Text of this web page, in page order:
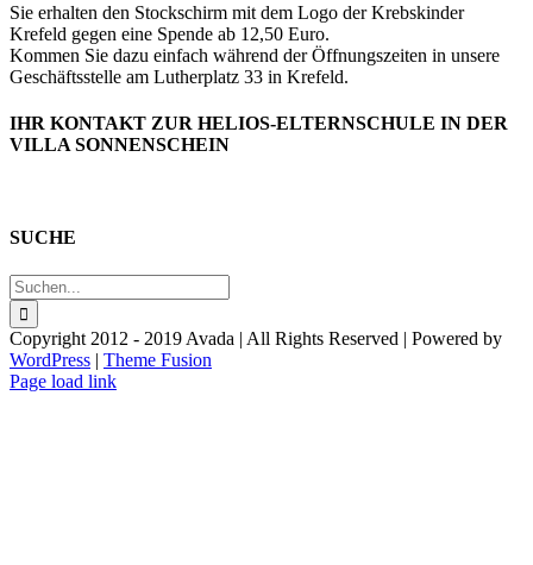
Sie erhalten den Stockschirm mit dem Logo der Krebskinder
Krefeld gegen eine Spende ab 12,50 Euro.
Kommen Sie dazu einfach während der Öffnungszeiten in unsere
Geschäftsstelle am Lutherplatz 33 in Krefeld.
IHR KONTAKT ZUR HELIOS-ELTERNSCHULE IN DER
VILLA SONNENSCHEIN
SUCHE
Suche
nach:
Copyright 2012 - 2019 Avada | All Rights Reserved | Powered by
WordPress | Theme Fusion
Facebook
Page load link